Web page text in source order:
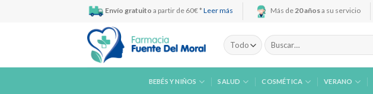
Envío gratuito a partir de 60€ * Leer más Más de20 añosa su servicio
Buscar
por:
BEBÉS Y NIÑOS SALUD COSMÉTICA VERANO